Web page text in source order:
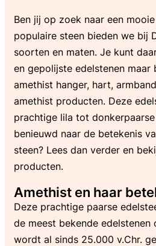
Ben jij op zoek naar een
populaire steen bieden we bij
soorten en maten. Je kunt
en gepolijste edelstenen
amethist hanger, hart,
amethist producten. Deze
prachtige lila tot donkerpaarse
benieuwd naar de betekenis
steen? Lees dan verder en
producten.
Amethist en haar
Deze prachtige paarse
de meest bekende edelstenen
wordt al sinds 25.000 v.Chr.